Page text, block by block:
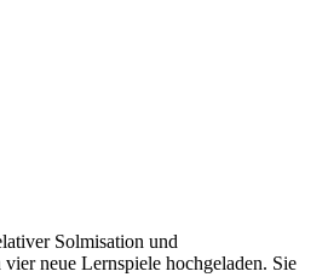
Solmisation und
neue Lernspiele hochgeladen. Sie